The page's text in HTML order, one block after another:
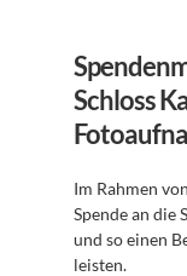
Schloss
Im Rahmen
Spende an die
und so einen
leisten.